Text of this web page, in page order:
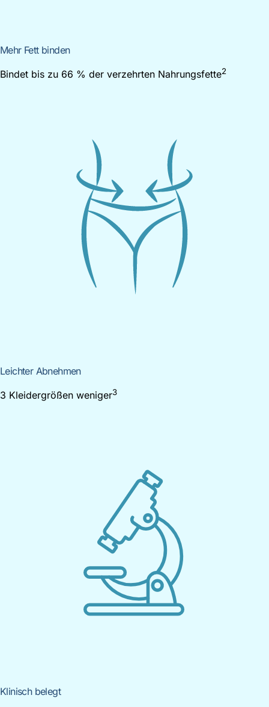
Mehr Fett binden
Bindet bis zu 66 % der verzehrten Nahrungsfette2
Leichter Abnehmen
3 Kleidergrößen weniger3
Klinisch belegt